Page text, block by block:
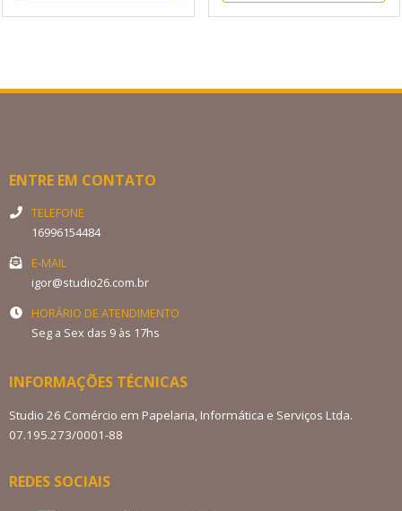
ENTRE EM CONTATO
TELEFONE
16996154484
E-MAIL
igor@studio26.com.br
HORÁRIO DE ATENDIMENTO
Seg a Sex das 9 às 17hs
INFORMAÇÕES TÉCNICAS
Studio 26 Comércio em Papelaria, Informática e Serviços Ltda.
07.195.273/0001-88
REDES SOCIAIS